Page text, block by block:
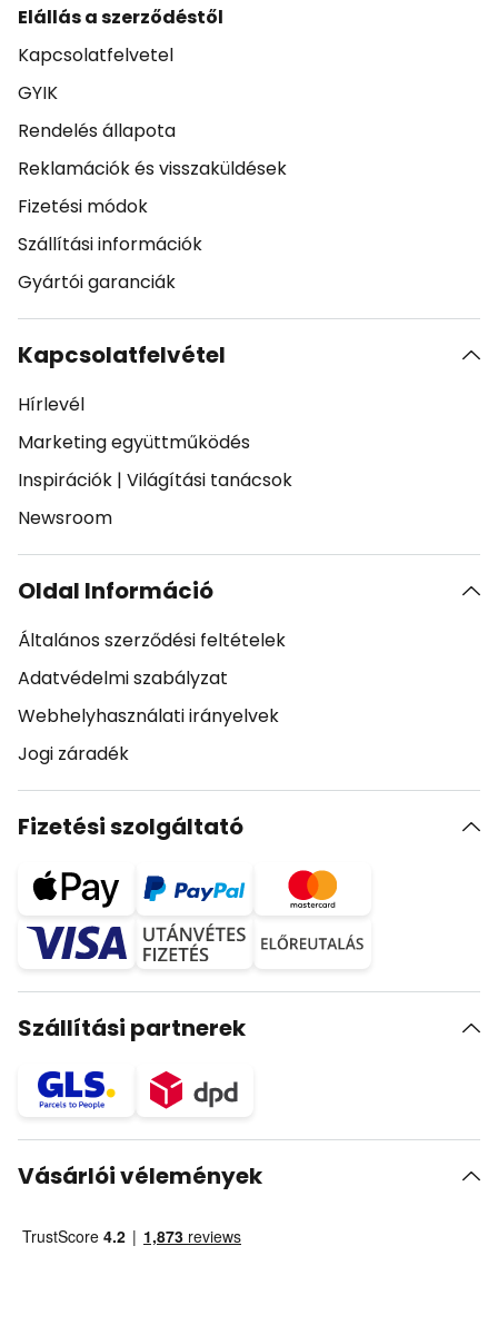
Elállás a szerződéstől
Kapcsolatfelvetel
GYIK
Rendelés állapota
Reklamációk és visszaküldések
Fizetési módok
Szállítási információk
Gyártói garanciák
Kapcsolatfelvétel
Hírlevél
Marketing együttműködés
Inspirációk | Világítási tanácsok
Newsroom
Oldal Információ
Általános szerződési feltételek
Adatvédelmi szabályzat
Webhelyhasználati irányelvek
Jogi záradék
Fizetési szolgáltató
Szállítási partnerek
Vásárlói vélemények